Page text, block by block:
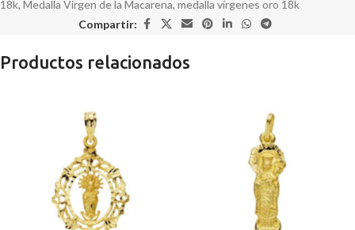
18k, Medalla Virgen de la Macarena, medalla vírgenes oro 18k
Compartir:
Productos relacionados